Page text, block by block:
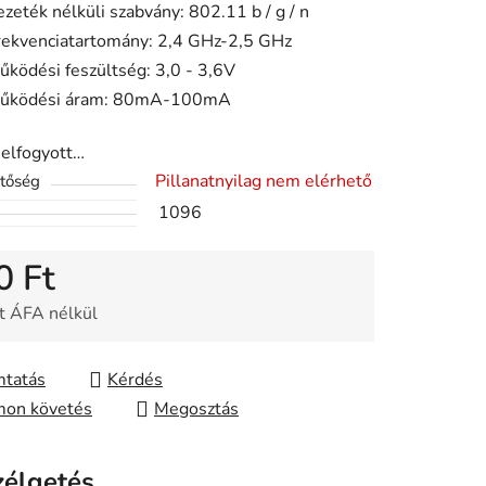
nélküli szabvány: 802.11 b / g / n
2,4 GHz-2,5 GHz
feszültség: 3,0 - 3,6V
áram: 80mA-100mA
Pillanatnyilag nem elérhető
1096
Ft
ÁFA nélkül
Kérdés
követés
Megosztás